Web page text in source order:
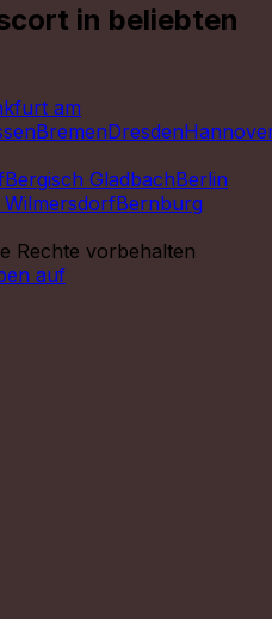
in beliebten
am
BremenDresden
Bergisch GladbachBerlin
WilmersdorfBernburg
Rechte vorbehalten
auf